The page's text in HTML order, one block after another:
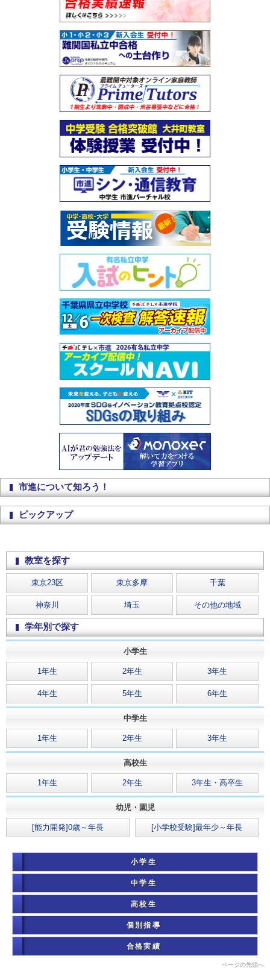
市進について知ろう！
ピックアップ
教室を探す
東京23区 東京多摩 千葉
神奈川 埼玉 その他の地域
学年別で探す
小学生
1年生 2年生 3年生
4年生 5年生 6年生
中学生
1年生 2年生 3年生
高校生
1年生 2年生 3年生・高卒生
幼児・園児
[能力開発]0歳～年長 [小学校受験]最年少～年長
小学生
中学生
高校生
個別指導
合格実績
ページの先頭へ